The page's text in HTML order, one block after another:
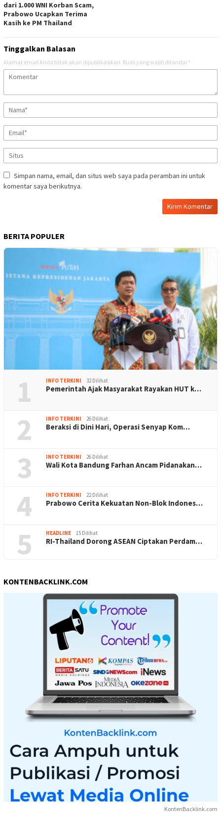
dari 1.000 WNI Korban Scam,
Prabowo Ucapkan Terima
Kasih ke PM Thailand
Tinggalkan Balasan
Alamat email Anda tidak akan dipublikasikan. Ruas yang wajib ditandai *
Simpan nama, email, dan situs web saya pada peramban ini untuk
komentar saya berikutnya.
BERITA POPULER
1 INFO TERKINI 32 Dilihat
Pemerintah Ajak Masyarakat Rayakan HUT k…
2 INFO TERKINI 26 Dilihat
Beraksi di Dini Hari, Operasi Senyap Kom…
3 INFO TERKINI 26 Dilihat
Wali Kota Bandung Farhan Ancam Pidanakan…
4 INFO TERKINI 22 Dilihat
Prabowo Cerita Kekuatan Non-Blok Indones…
5 HEADLINE 15 Dilihat
RI-Thailand Dorong ASEAN Ciptakan Perdam…
KONTENBACKLINK.COM
KontenBacklink.com